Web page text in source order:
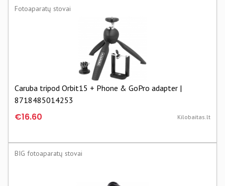
Fotoaparatų stovai
Caruba tripod Orbit15 + Phone & GoPro adapter |
8718485014253
€16.60 Kilobaitas.lt
BIG fotoaparatų stovai